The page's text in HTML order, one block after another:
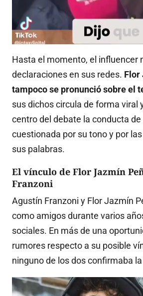
Hasta el momento, el influencer
declaraciones en sus redes. Flor
tampoco se pronunció sobre el
sus dichos circula de forma viral
centro del debate la conducta de
cuestionada por su tono y por
sus palabras.
El vínculo de Flor Jazmín
Franzoni
Agustín Franzoni y Flor Jazmín
como amigos durante varios
sociales. En más de una
rumores respecto a su posible
ninguno de los dos confirmaba